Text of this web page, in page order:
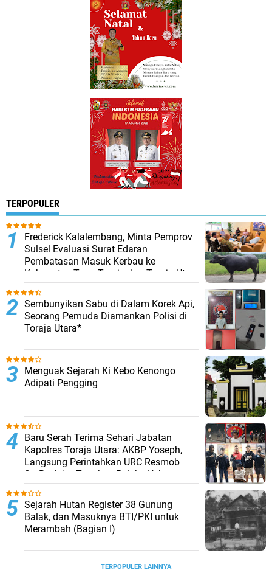
TERPOPULER
Frederick Kalalembang, Minta Pemprov
Sulsel Evaluasi Surat Edaran
Pembatasan Masuk Kerbau ke
Kabupaten Tana Toraja dan Toraja Utara
Sembunyikan Sabu di Dalam Korek Api,
Seorang Pemuda Diamankan Polisi di
Toraja Utara*
Menguak Sejarah Ki Kebo Kenongo
Adipati Pengging
Baru Serah Terima Sehari Jabatan
Kapolres Toraja Utara: AKBP Yoseph,
Langsung Perintahkan URC Resmob
SatReskrim Tangkap Pelaku Kekerasan
Seksual Anak Di Bawah Umur
Sejarah Hutan Register 38 Gunung
Balak, dan Masuknya BTI/PKI untuk
Merambah (Bagian I)
TERPOPULER LAINNYA